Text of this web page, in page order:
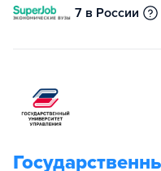
7 в России